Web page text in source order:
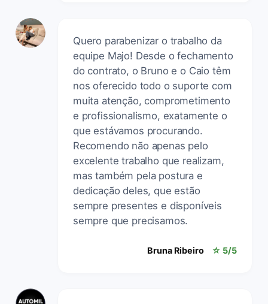
Quero parabenizar o trabalho da
equipe Majo! Desde o fechamento
do contrato, o Bruno e o Caio têm
nos oferecido todo o suporte com
muita atenção, comprometimento
e profissionalismo, exatamente o
que estávamos procurando.
Recomendo não apenas pelo
excelente trabalho que realizam,
mas também pela postura e
dedicação deles, que estão
sempre presentes e disponíveis
sempre que precisamos.
Bruna Ribeiro ☆ 5/5